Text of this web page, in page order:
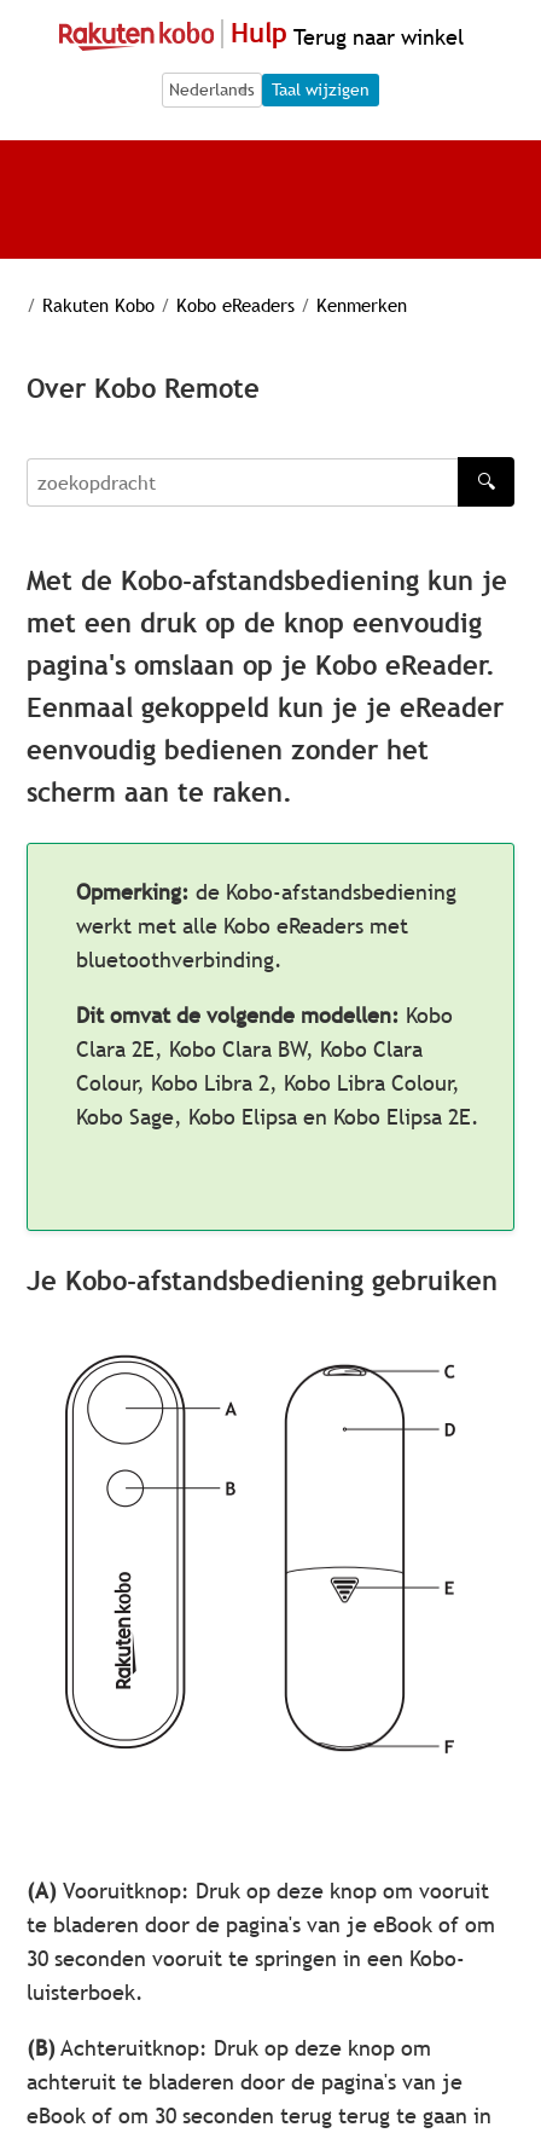
Hulp Terug naar winkel
Language Selection
Language Selection
Taal wijzigen
/ Rakuten Kobo / Kobo eReaders / Kenmerken
Over Kobo Remote
zoekopdracht
🔍
Met de Kobo-afstandsbediening kun je
met een druk op de knop eenvoudig
pagina's omslaan op je Kobo eReader.
Eenmaal gekoppeld kun je je eReader
eenvoudig bedienen zonder het
scherm aan te raken.
Opmerking: de Kobo-afstandsbediening
werkt met alle Kobo eReaders met
bluetoothverbinding.
Dit omvat de volgende modellen: Kobo
Clara 2E, Kobo Clara BW, Kobo Clara
Colour, Kobo Libra 2, Kobo Libra Colour,
Kobo Sage, Kobo Elipsa en Kobo Elipsa 2E.
Je Kobo-afstandsbediening gebruiken
(A) Vooruitknop: Druk op deze knop om vooruit
te bladeren door de pagina's van je eBook of om
30 seconden vooruit te springen in een Kobo-
luisterboek.
(B)Achteruitknop: Druk op deze knop om
achteruit te bladeren door de pagina's van je
eBook of om 30 seconden terug terug te gaan in